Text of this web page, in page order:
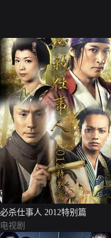
必杀仕事人 2012特别篇
电视剧